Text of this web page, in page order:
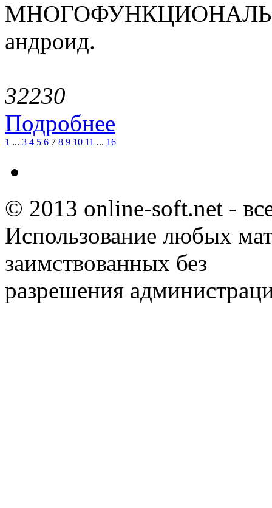
андроид.
32230
Подробнее
1 ... 3 4 5 6 7 8 9 10 11 ... 16
© 2013 online-soft.net -
Использование любых
заимствованных без
разрешения